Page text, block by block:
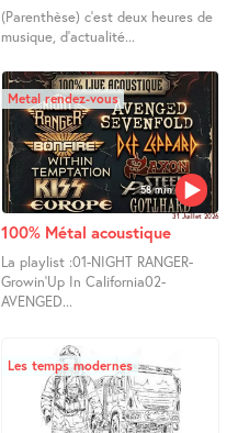
(Parenthèse) c’est deux heures de
musique, d’actualité...
58 min
Metal rendez-vous
31 Juillet 2026
100% Métal acoustique
La playlist :01-NIGHT RANGER-
Growin’Up In California02-
AVENGED...
Les temps modernes